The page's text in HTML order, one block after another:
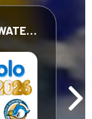
XIV Summerpolo 2026 (WATERPOLO)